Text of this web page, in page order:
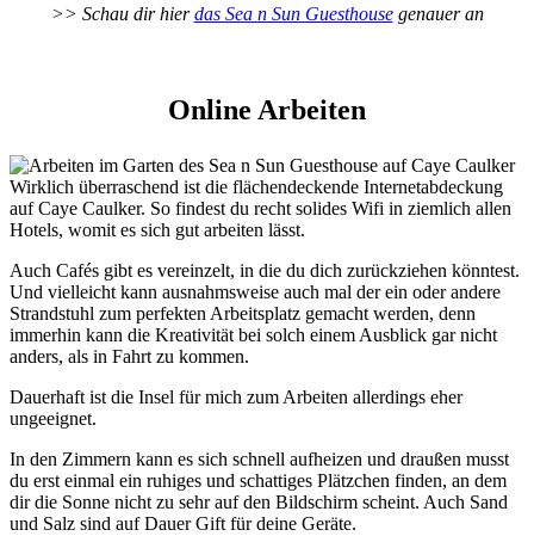
>> Schau dir hierdas Sea n Sun Guesthousegenauer an
Online Arbeiten
Wirklich überraschend ist die flächendeckende Internetabdeckung
auf Caye Caulker. So findest du recht solides Wifi in ziemlich allen
Hotels, womit es sich gut arbeiten lässt.
Auch Cafés gibt es vereinzelt, in die du dich zurückziehen könntest.
Und vielleicht kann ausnahmsweise auch mal der ein oder andere
Strandstuhl zum perfekten Arbeitsplatz gemacht werden, denn
immerhin kann die Kreativität bei solch einem Ausblick gar nicht
anders, als in Fahrt zu kommen.
Dauerhaft ist die Insel für mich zum Arbeiten allerdings eher
ungeeignet.
In den Zimmern kann es sich schnell aufheizen und draußen musst
du erst einmal ein ruhiges und schattiges Plätzchen finden, an dem
dir die Sonne nicht zu sehr auf den Bildschirm scheint. Auch Sand
und Salz sind auf Dauer Gift für deine Geräte.